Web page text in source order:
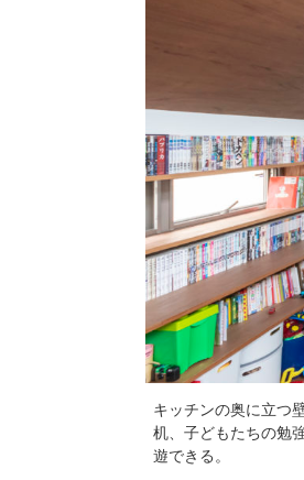
キッチンの奥に立つ
机、子どもたちの勉
遊できる。